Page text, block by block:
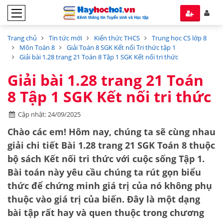
Trang chủ Tin tức mới Kiến thức THCS
Trung học CS lớp 8
Môn Toán 8
Giải Toán 8 SGK Kết nối Tri thức tập 1
Giải bài 1.28 trang 21 Toán 8 Tập 1 SGK Kết nối tri thức
Giải bài 1.28 trang 21 Toán
8 Tập 1 SGK Kết nối tri thức
Cập nhật: 24/09/2025
Chào các em! Hôm nay, chúng ta sẽ cùng nhau
giải chi tiết Bài 1.28 trang 21 SGK Toán 8 thuộc
bộ sách Kết nối tri thức với cuộc sống Tập 1.
Bài toán này yêu cầu chúng ta rút gọn biểu
thức để chứng minh giá trị của nó không phụ
thuộc vào giá trị của biến. Đây là một dạng
bài tập rất hay và quen thuộc trong chương